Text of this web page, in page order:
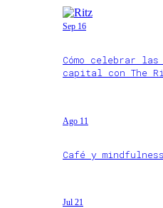
Sep 16
Cómo celebrar
capital con The
Ago 11
Café y
Jul 21